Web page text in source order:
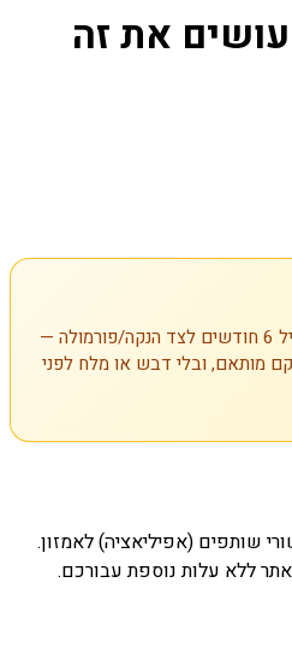
את זה
מתחילים מוצקים בגיל 6 חודשים לצד הנקה/פורמולה —
מותאם, ובלי דבש או מלח לפני
שותפים (אפיליאציה) לאמזון.
ללא עלות נוספת עבורכם.